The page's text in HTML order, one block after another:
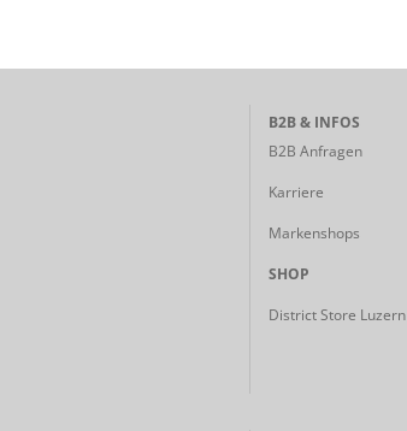
B2B & INFOS
B2B Anfragen
Karriere
Markenshops
SHOP
District Store Luzern